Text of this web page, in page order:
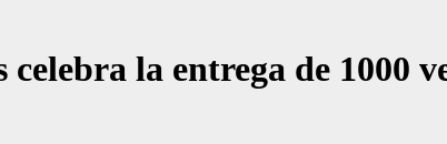
la entrega de 1000